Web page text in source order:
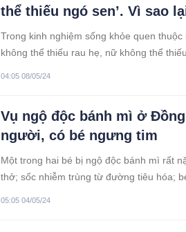
thể thiếu ngó sen’. Vì sao
Trong kinh nghiệm sống khỏe quen
không thể thiếu rau hẹ, nữ không thể
04:05 08/05/24
Vụ ngộ độc bánh mì ở
người, có bé ngưng tim
Một trong hai bé bị ngộ độc bánh mì rất
thở; sốc nhiễm trùng từ đường tiêu hóa;
05:05 04/05/24